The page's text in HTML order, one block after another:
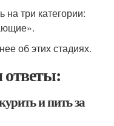
три категории:
об этих стадиях.
и пить за